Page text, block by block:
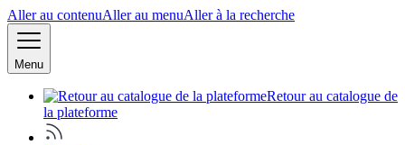
Aller au contenuAller au menuAller à la recherche
Menu
Retour au catalogue de
la plateforme